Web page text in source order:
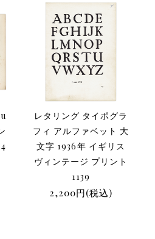
レタリング タイポグラ
フィ アルファベット 大
文字 1936年 イギリス
ヴィンテージ プリント
1139
2,200円(税込)